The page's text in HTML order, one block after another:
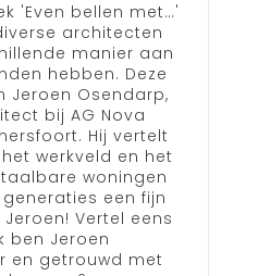
'Even bellen met…'
architecten
manier aan
hebben. Deze
Jeroen Osendarp,
bij AG Nova
Hij vertelt
werkveld en het
woningen
een fijn
Vertel eens
ben Jeroen
en getrouwd met